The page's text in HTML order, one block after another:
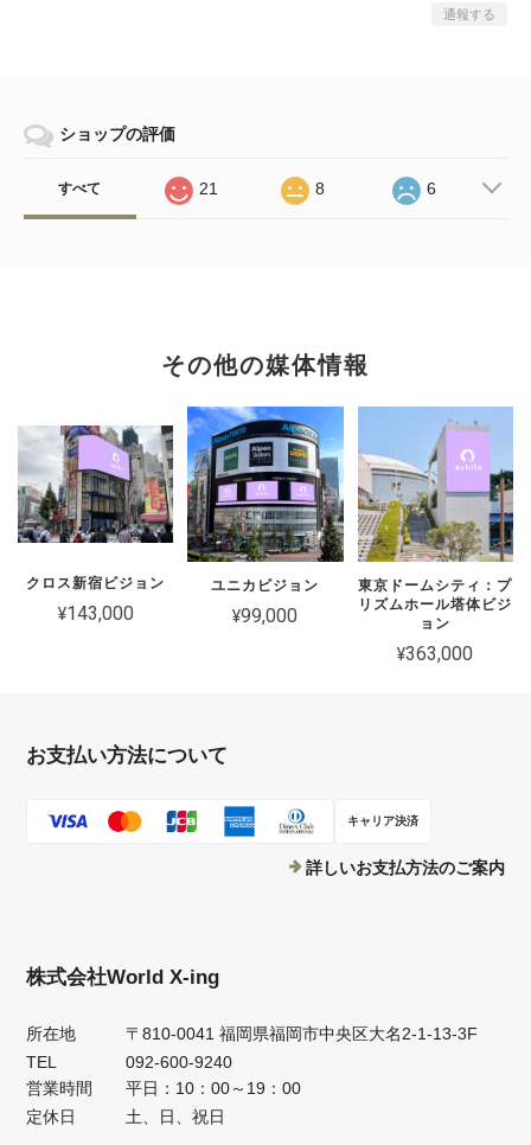
通報する
ショップの評価
すべて 21 8 6
その他の媒体情報
クロス新宿ビジョン
¥143,000
ユニカビジョン
¥99,000
東京ドームシティ：プ
リズムホール塔体ビジ
ョン
¥363,000
お支払い方法について
キャリア決済
詳しいお支払方法のご案内
株式会社World X-ing
所在地
〒810-0041 福岡県福岡市中央区大名2-1-13-3F
TEL
092-600-9240
営業時間
平日：10：00～19：00
定休日
土、日、祝日